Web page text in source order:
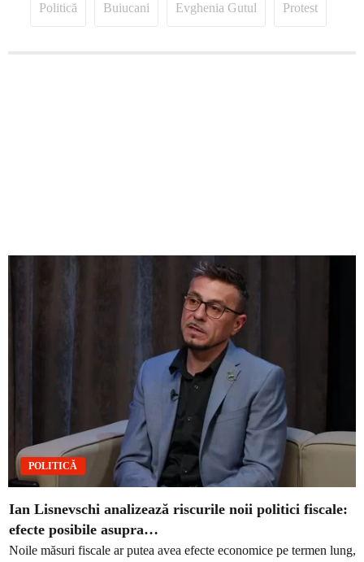
Politică Buiucani Evghenia Gutul Protest
POLITICĂ
Ian Lisnevschi analizează riscurile noii politici fiscale:
efecte posibile asupra…
Noile măsuri fiscale ar putea avea efecte economice pe termen lung,